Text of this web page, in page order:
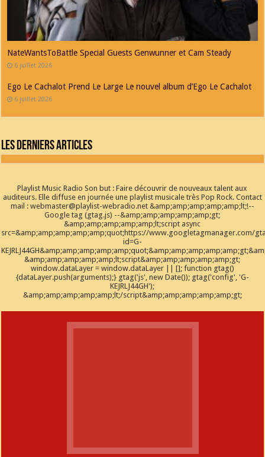
NateWantsToBattle Special Guests Genwunner et Cam Steady
6 juillet 2026
Ego Le Cachalot Prend Le Large Le nouvel album d’Ego Le Cachalot
6 juillet 2026
Les derniers articles
Playlist Music Radio Son but : Faire découvrir de nouveaux talent aux
auditeurs. Elle diffuse en journée une playlist musicale très Pop Rock. Contact
mail : webmaster@playlist-webradio.net &amp;amp;amp;amp;amp;lt;!--
Google tag (gtag.js) --&amp;amp;amp;amp;amp;gt;
&amp;amp;amp;amp;amp;lt;script async
src=&amp;amp;amp;amp;amp;quot;https://www.googletagmanager.com/
id=G-
&amp;amp;amp;amp;amp;lt;script&amp;amp;amp;amp;amp;gt;
window.dataLayer = window.dataLayer || []; function gtag()
{dataLayer.push(arguments);} gtag('js', new Date()); gtag('config', 'G-
KEJRLJ44GH');
&amp;amp;amp;amp;amp;lt;/script&amp;amp;amp;amp;amp;gt;